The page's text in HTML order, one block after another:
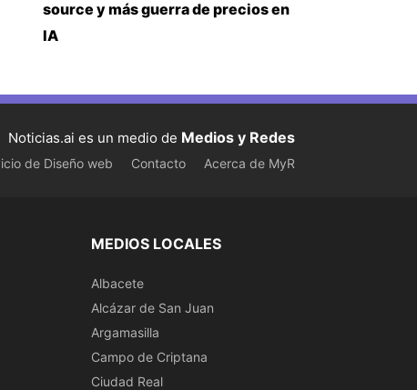
source y más guerra de precios en
IA
Noticias.ai es un medio de Medios y Redes
de Diseño web Contacto Acerca de MyR
MEDIOS LOCALES
Albacete
Alcázar de San Juan
Argamasilla
Campo de Criptana
Ciudad Real